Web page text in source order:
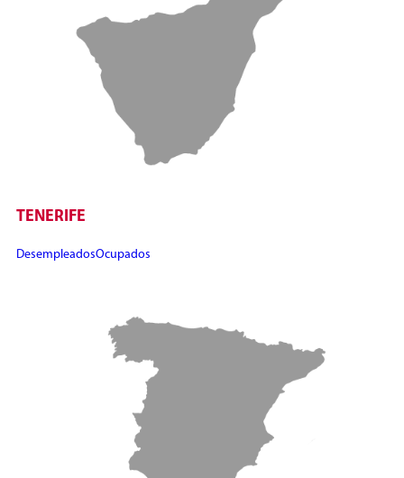
TENERIFE
DesempleadosOcupados